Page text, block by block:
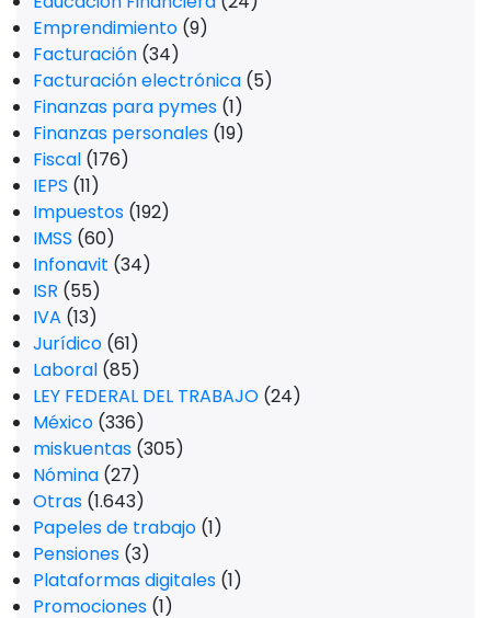
Emprendimiento (9)
Facturación (34)
Facturación electrónica (5)
Finanzas para pymes (1)
Finanzas personales (19)
Fiscal (176)
IEPS (11)
Impuestos (192)
IMSS (60)
Infonavit (34)
ISR (55)
IVA (13)
Jurídico (61)
Laboral (85)
LEY FEDERAL DEL TRABAJO (24)
México (336)
miskuentas (305)
Nómina (27)
Otras (1.643)
Papeles de trabajo (1)
Pensiones (3)
Plataformas digitales (1)
Promociones (1)